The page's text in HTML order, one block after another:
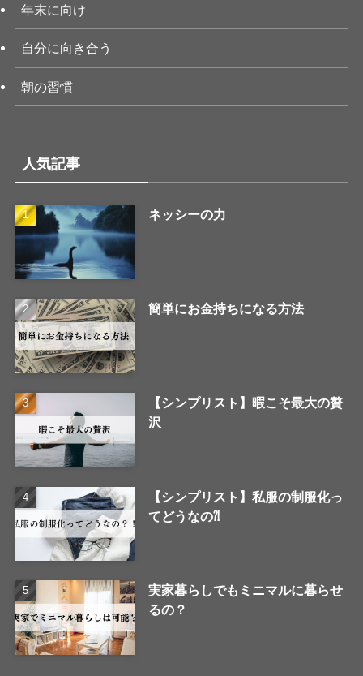
年末に向け
自分に向き合う
朝の習慣
人気記事
ネッシーの力
簡単にお金持ちになる方法
【シンプリスト】暇こそ最大の贅
沢
【シンプリスト】私服の制服化っ
てどうなの⁈
実家暮らしでもミニマルに暮らせ
るの？